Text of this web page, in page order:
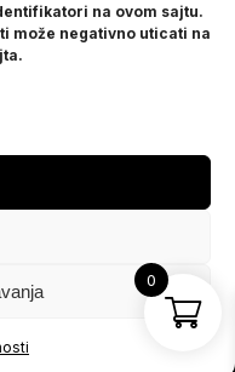
na ovom sajtu.
može negativno uticati na
0